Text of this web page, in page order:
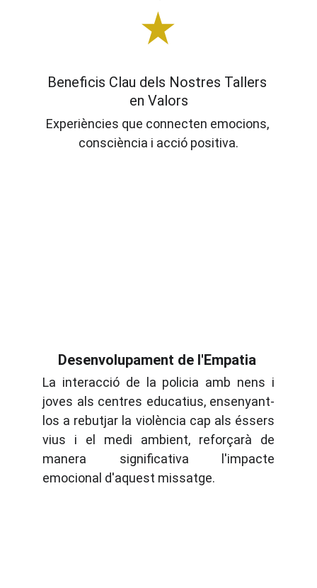
Beneficis Clau dels Nostres Tallers
en Valors
Experiències que connecten emocions,
consciència i acció positiva.
Desenvolupament de l'Empatia
La interacció de la policia amb nens i
joves als centres educatius, ensenyant-
los a rebutjar la violència cap als éssers
vius i el medi ambient, reforçarà de
manera significativa l'impacte
emocional d'aquest missatge.